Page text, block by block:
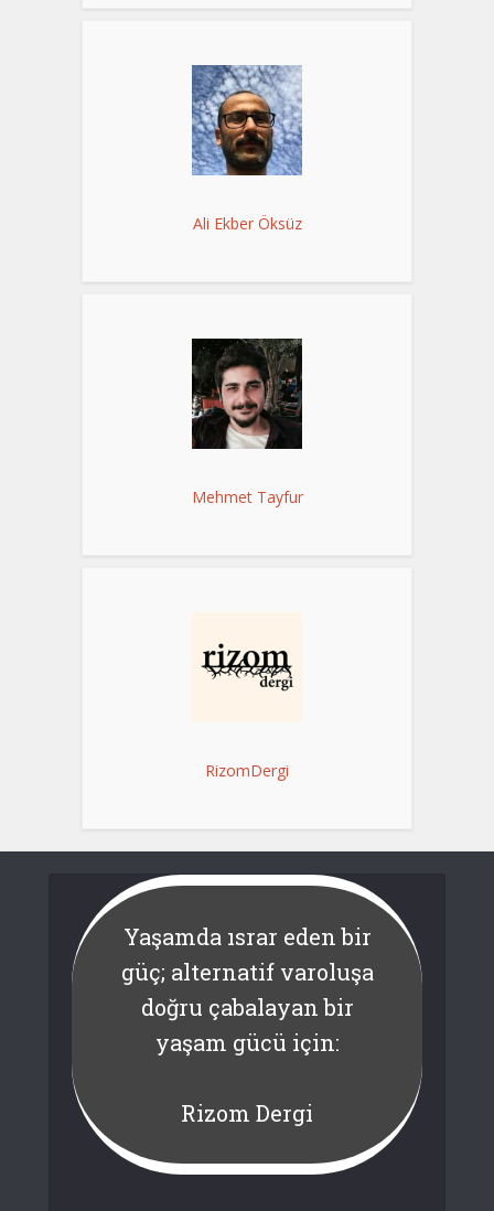
Ali Ekber Öksüz
Mehmet Tayfur
RizomDergi
Yaşamda ısrar eden bir
güç; alternatif varoluşa
doğru çabalayan bir
yaşam gücü için:
Rizom Dergi